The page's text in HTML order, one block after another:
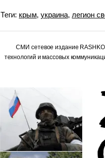
Теги: крым, украина, легион
СМИ сетевое издание
технологий и массовых